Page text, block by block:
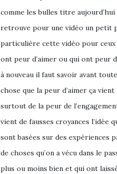
comme les bulles titre aujourd’hui
retrouve pour une vidéo un petit
particulière cette vidéo pour ceux
ont peur d’aimer ou qui ont peur
à nouveau il faut savoir avant toute
chose que la peur d’aimer ça vient
surtout de la peur de
vient de fausses croyances l’idée
sont basées sur des expériences
de choses qu’on a vécu dans le
plus ou moins bien et qui ont